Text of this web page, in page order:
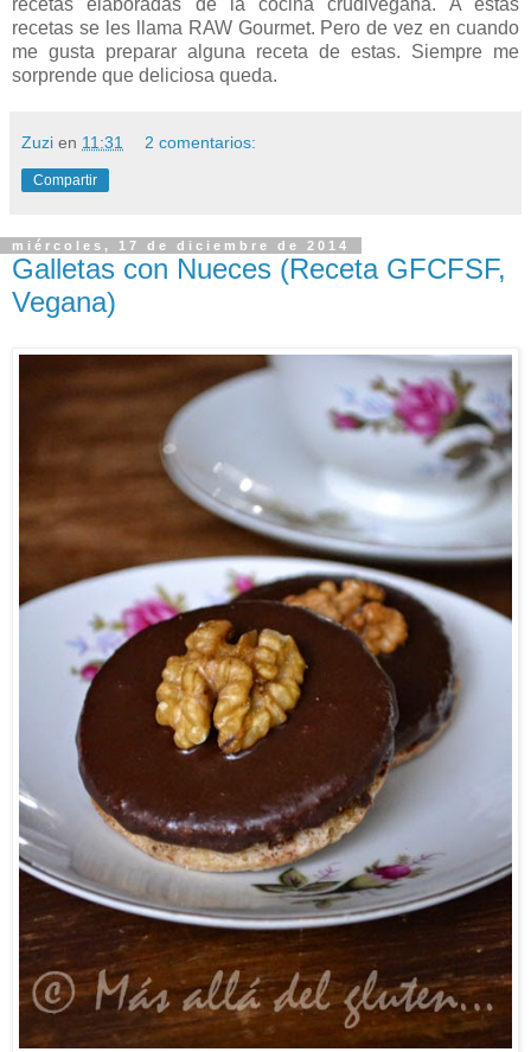
recetas se les llama RAW Gourmet. Pero de vez en cuando
me gusta preparar alguna receta de estas. Siempre me
sorprende que deliciosa queda.
Zuzi en 11:31 2 comentarios:
Compartir
miércoles, 17 de diciembre de 2014
Galletas con Nueces (Receta GFCFSF,
Vegana)